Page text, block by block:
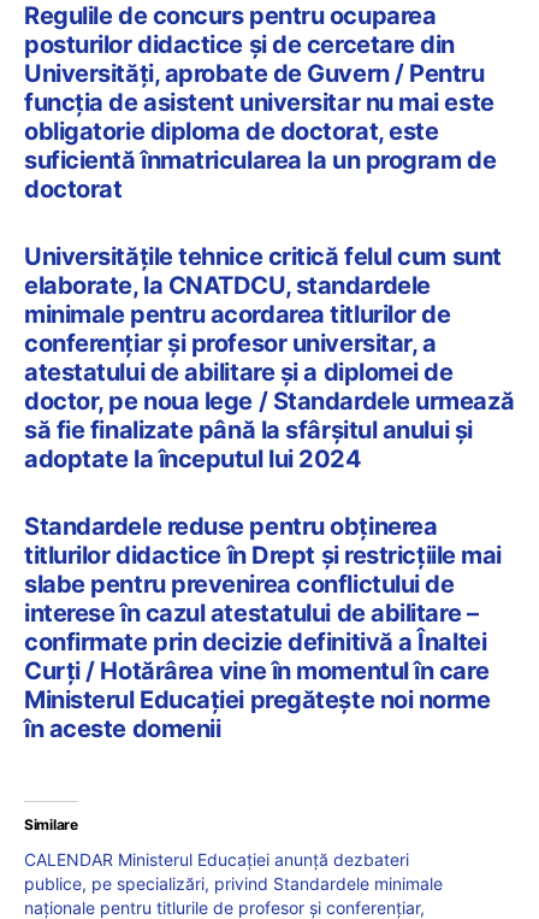
Regulile de concurs pentru ocuparea
posturilor didactice şi de cercetare din
Universități, aprobate de Guvern / Pentru
funcția de asistent universitar nu mai este
obligatorie diploma de doctorat, este
suficientă înmatricularea la un program de
doctorat
Universitățile tehnice critică felul cum sunt
elaborate, la CNATDCU, standardele
minimale pentru acordarea titlurilor de
conferențiar și profesor universitar, a
atestatului de abilitare și a diplomei de
doctor, pe noua lege / Standardele urmează
să fie finalizate până la sfârșitul anului și
adoptate la începutul lui 2024
Standardele reduse pentru obținerea
titlurilor didactice în Drept și restricțiile mai
slabe pentru prevenirea conflictului de
interese în cazul atestatului de abilitare –
confirmate prin decizie definitivă a Înaltei
Curți / Hotărârea vine în momentul în care
Ministerul Educației pregătește noi norme
în aceste domenii
Similare
CALENDAR Ministerul Educației anunță dezbateri
publice, pe specializări, privind Standardele minimale
naționale pentru titlurile de profesor și conferențiar,